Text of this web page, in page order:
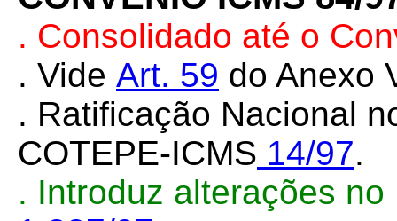
. Consolidado até o
. Vide Art. 59 do Anexo
. Ratificação Nacional
COTEPE-ICMS 14/97.
. Introduz alterações